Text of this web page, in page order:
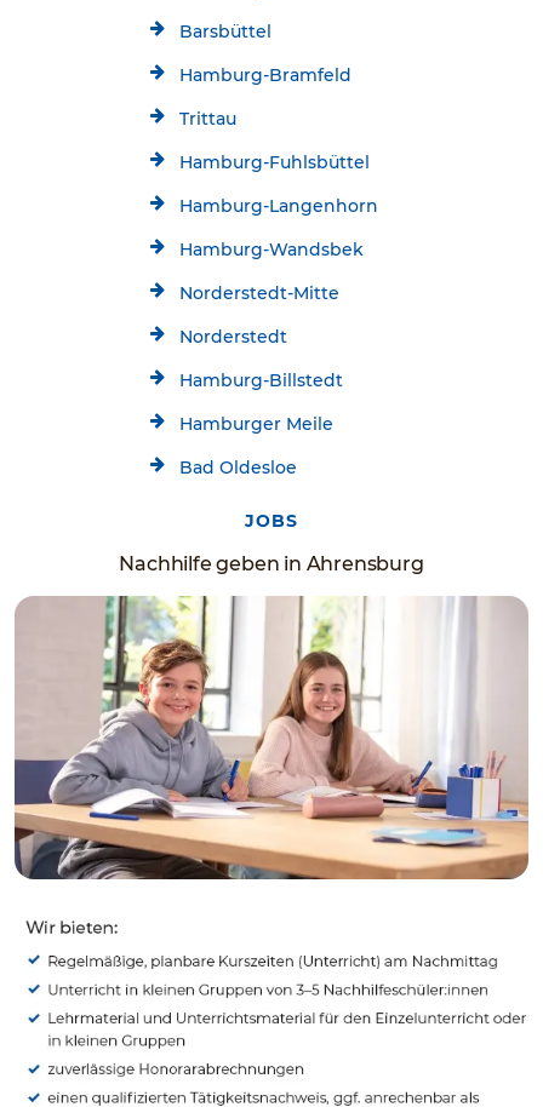
Barsbüttel
Hamburg-Bramfeld
Trittau
Hamburg-Fuhlsbüttel
Hamburg-Langenhorn
Hamburg-Wandsbek
Norderstedt-Mitte
Norderstedt
Hamburg-Billstedt
Hamburger Meile
Bad Oldesloe
JOBS
Nachhilfe geben in Ahrensburg